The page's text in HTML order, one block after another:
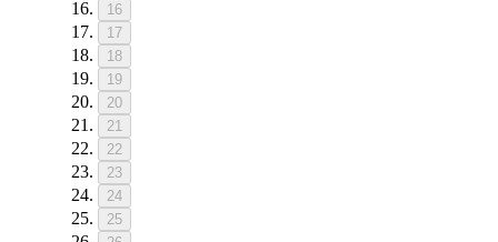
16
17
18
19
20
21
22
23
24
25